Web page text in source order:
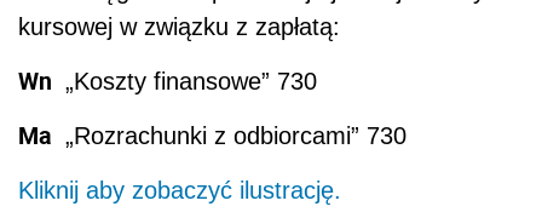
kursowej w związku z zapłatą:
Wn „Koszty finansowe” 730
Ma „Rozrachunki z odbiorcami” 730
Kliknij aby zobaczyć ilustrację.